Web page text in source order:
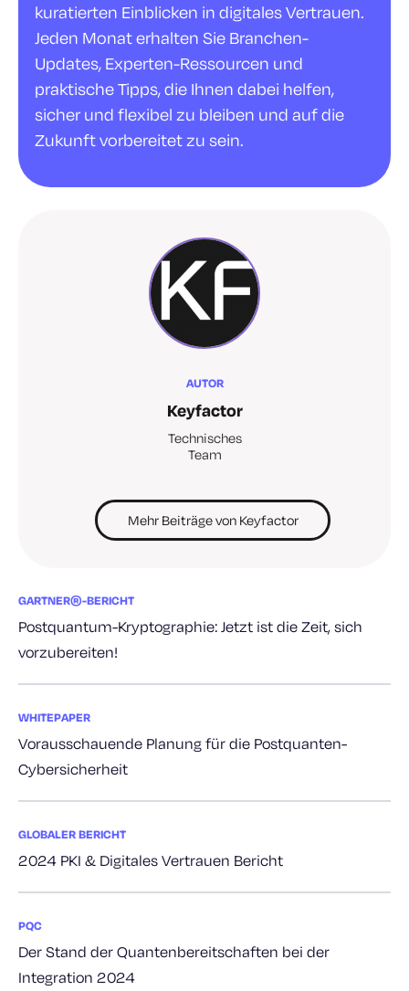
kuratierten Einblicken in digitales Vertrauen.
Jeden Monat erhalten Sie Branchen-
Updates, Experten-Ressourcen und
praktische Tipps, die Ihnen dabei helfen,
sicher und flexibel zu bleiben und auf die
Zukunft vorbereitet zu sein.
AUTOR
Keyfactor
Technisches
Team
Mehr Beiträge von Keyfactor
GARTNER®-BERICHT
Postquantum-Kryptographie: Jetzt ist die Zeit, sich
vorzubereiten!
WHITEPAPER
Vorausschauende Planung für die Postquanten-
Cybersicherheit
GLOBALER BERICHT
2024 PKI & Digitales Vertrauen Bericht
PQC
Der Stand der Quantenbereitschaften bei der
Integration 2024